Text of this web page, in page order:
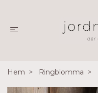
Hem Ringblomma